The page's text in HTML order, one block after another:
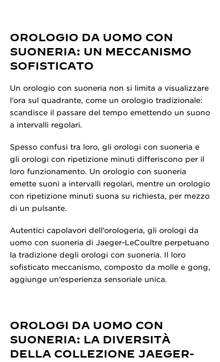
OROLOGIO DA UOMO CON
SUONERIA: UN MECCANISMO
SOFISTICATO
Un orologio con suoneria non si limita a visualizzare
l’ora sul quadrante, come un orologio tradizionale:
scandisce il passare del tempo emettendo un suono
a intervalli regolari.
Spesso confusi tra loro, gli orologi con suoneria e
gli orologi con ripetizione minuti differiscono per il
loro funzionamento. Un orologio con suoneria
emette suoni a intervalli regolari, mentre un orologio
con ripetizione minuti suona su richiesta, per mezzo
di un pulsante.
Autentici capolavori dell’orologeria, gli orologi da
uomo con suoneria di Jaeger-LeCoultre perpetuano
la tradizione degli orologi con suoneria. Il loro
sofisticato meccanismo, composto da molle e gong,
aggiunge un’esperienza sensoriale unica.
OROLOGI DA UOMO CON
SUONERIA: LA DIVERSITÀ
DELLA COLLEZIONE JAEGER-